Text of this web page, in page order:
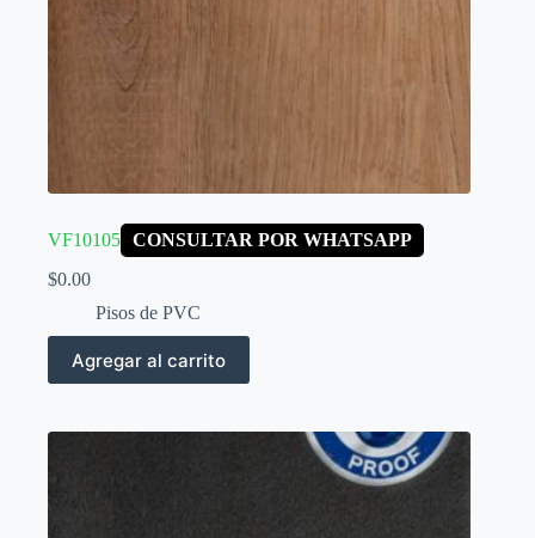
VF10105 CONSULTAR POR WHATSAPP
$0.00
Pisos de PVC
Agregar al carrito